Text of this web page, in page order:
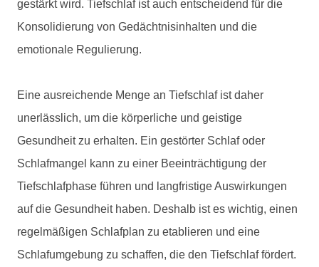
gestärkt wird. Tiefschlaf ist auch entscheidend für die
Konsolidierung von Gedächtnisinhalten und die
emotionale Regulierung.
Eine ausreichende Menge an Tiefschlaf ist daher
unerlässlich, um die körperliche und geistige
Gesundheit zu erhalten. Ein gestörter Schlaf oder
Schlafmangel kann zu einer Beeinträchtigung der
Tiefschlafphase führen und langfristige Auswirkungen
auf die Gesundheit haben. Deshalb ist es wichtig, einen
regelmäßigen Schlafplan zu etablieren und eine
Schlafumgebung zu schaffen, die den Tiefschlaf fördert.